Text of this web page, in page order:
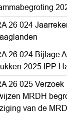
26 024
26 024 Bijlage A
2025 IPP
26 025 Verzoek
MRDH
van de